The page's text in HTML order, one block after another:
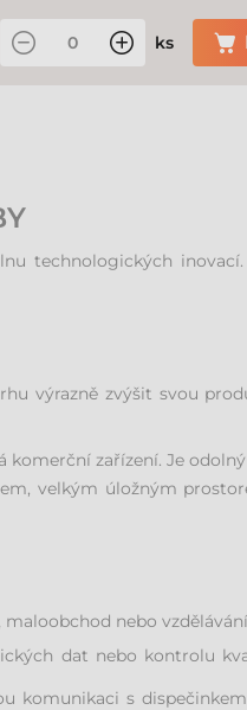
ks
technologických inovací.
výrazně zvýšit svou
zařízení. Je
velkým úložným
nebo
dat nebo kontrolu
komunikaci s